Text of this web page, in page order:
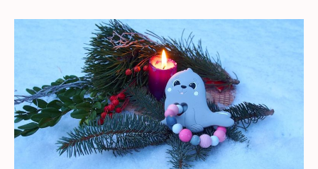
De
baby:
wat
kun
je
verwachten?